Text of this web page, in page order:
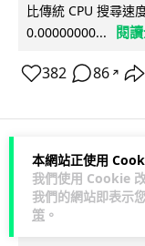
本網站正使用
我們使用 Cookie
我們的網站即表示
策 。
比傳統 CPU 搜尋速
0.00000000...
閱
382 86 ↗
科技娛樂 生活科
Lawton